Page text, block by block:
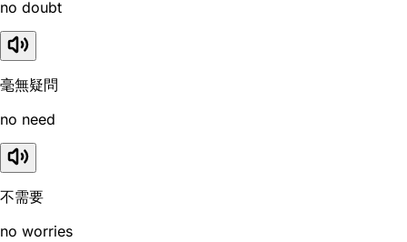
no doubt
毫無疑問
no need
不需要
no worries